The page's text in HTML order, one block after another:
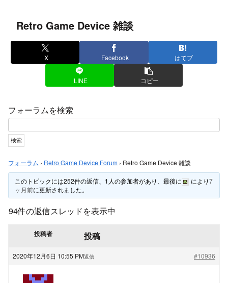
Retro Game Device 雑談
X Facebook はてブ
LINE コピー
フォーラムを検索
フォーラム › Retro Game Device Forum › Retro Game Device 雑談
このトピックには252件の返信、1人の参加者があり、最後に により7
ヶ月前に更新されました。
94件の返信スレッドを表示中
投稿者 投稿
2020年12月6日 10:55 PM #10936
返信